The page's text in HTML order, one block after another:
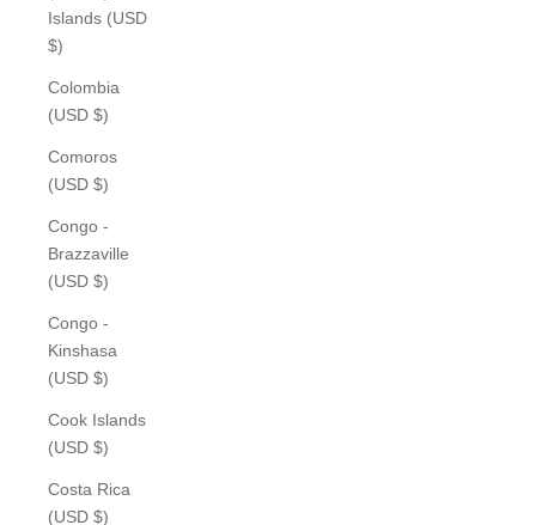
Islands (USD
$)
Colombia
(USD $)
Comoros
(USD $)
Congo -
Brazzaville
(USD $)
Congo -
Kinshasa
(USD $)
Cook Islands
(USD $)
Costa Rica
(USD $)